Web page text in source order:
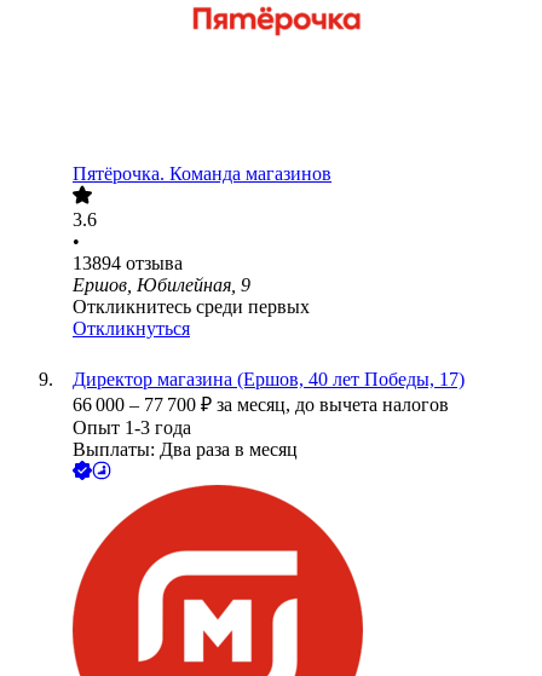
Пятёрочка. Команда магазинов
3.6
•
13894 отзыва
Ершов, Юбилейная, 9
Откликнитесь среди первых
Откликнуться
Директор магазина (Ершов, 40 лет Победы, 17)
66 000 – 77 700 ₽ за месяц, до вычета налогов
Опыт 1-3 года
Выплаты: Два раза в месяц